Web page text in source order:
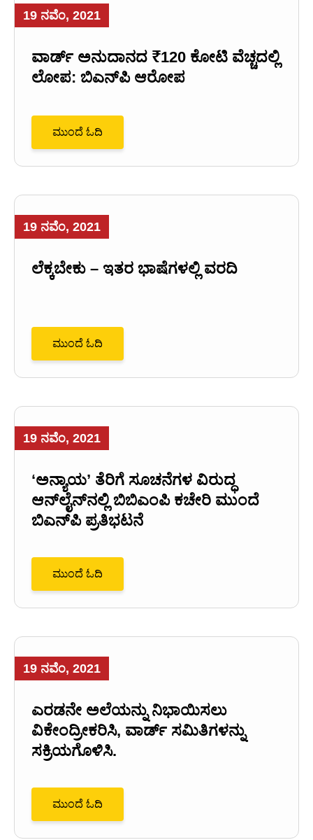
19 ನವೆಂ, 2021
ವಾರ್ಡ್ ಅನುದಾನದ ₹120 ಕೋಟಿ ವೆಚ್ಚದಲ್ಲಿ
ಲೋಪ: ಬಿಎನ್‌ಪಿ ಆರೋಪ
ಮುಂದೆ ಓದಿ
19 ನವೆಂ, 2021
ಲೆಕ್ಕಬೇಕು – ಇತರ ಭಾಷೆಗಳಲ್ಲಿ ವರದಿ
ಮುಂದೆ ಓದಿ
19 ನವೆಂ, 2021
‘ಅನ್ಯಾಯ’ ತೆರಿಗೆ ಸೂಚನೆಗಳ ವಿರುದ್ಧ
ಆನ್‌ಲೈನ್‌ನಲ್ಲಿ ಬಿಬಿಎಂಪಿ ಕಚೇರಿ ಮುಂದೆ
ಬಿಎನ್‌ಪಿ ಪ್ರತಿಭಟನೆ
ಮುಂದೆ ಓದಿ
19 ನವೆಂ, 2021
ಎರಡನೇ ಅಲೆಯನ್ನು ನಿಭಾಯಿಸಲು
ವಿಕೇಂದ್ರೀಕರಿಸಿ, ವಾರ್ಡ್ ಸಮಿತಿಗಳನ್ನು
ಸಕ್ರಿಯಗೊಳಿಸಿ.
ಮುಂದೆ ಓದಿ